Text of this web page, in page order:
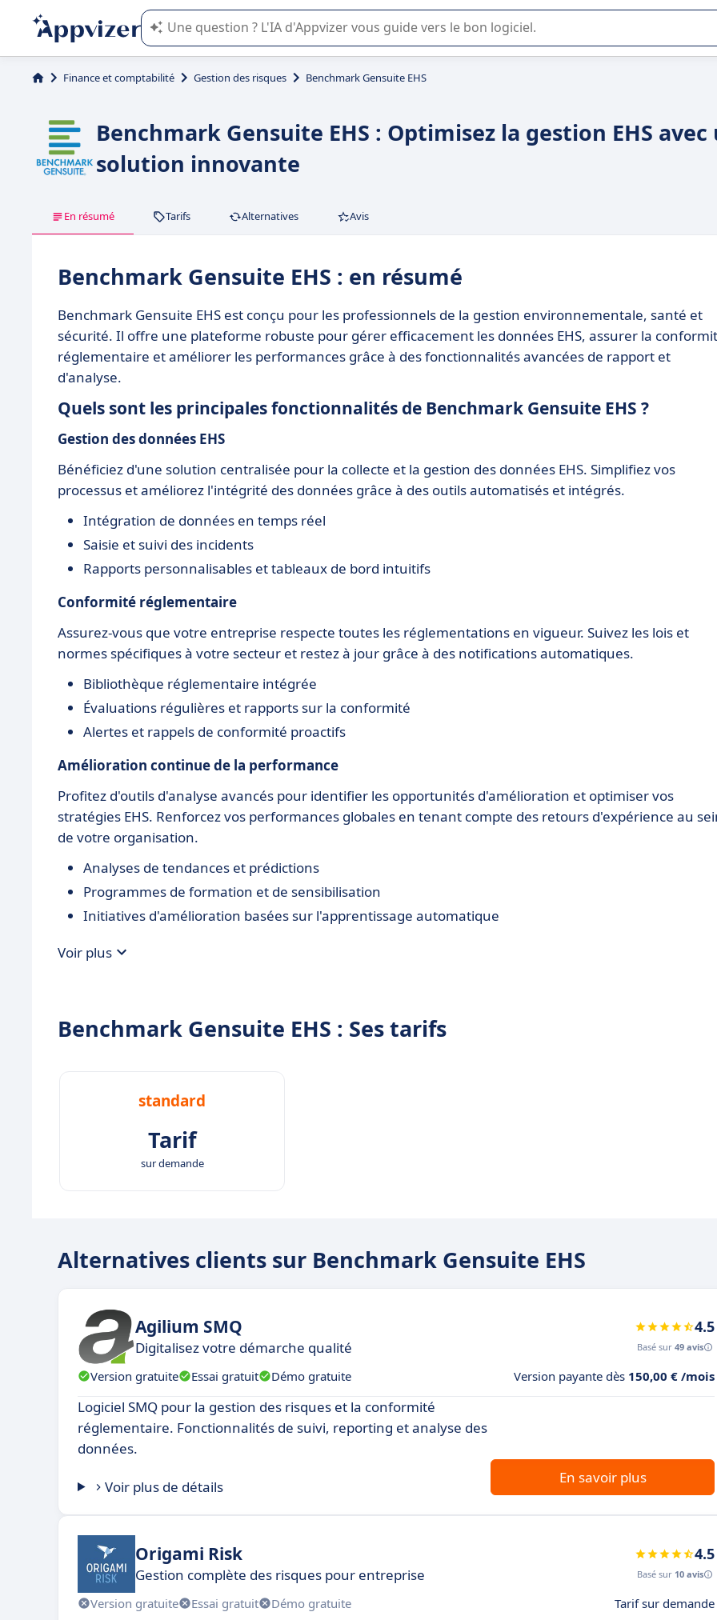
L'IA de Appvizer vous guide dans l'utilisation ou la sélection de logiciel SaaS en entreprise.
Finance et comptabilité Gestion des risques Benchmark Gensuite EHS
Benchmark Gensuite EHS : Optimisez la gestion EHS avec
solution innovante
En résumé Tarifs Alternatives Avis
Benchmark Gensuite EHS : en résumé
Benchmark Gensuite EHS est conçu pour les professionnels de la gestion environnementale, santé et
sécurité. Il offre une plateforme robuste pour gérer efficacement les données EHS, assurer la
réglementaire et améliorer les performances grâce à des fonctionnalités avancées de rapport et
d'analyse.
Quels sont les principales fonctionnalités de Benchmark Gensuite EHS ?
Gestion des données EHS
Bénéficiez d'une solution centralisée pour la collecte et la gestion des données EHS. Simplifiez vos
processus et améliorez l'intégrité des données grâce à des outils automatisés et intégrés.
Intégration de données en temps réel
Saisie et suivi des incidents
Rapports personnalisables et tableaux de bord intuitifs
Conformité réglementaire
Assurez-vous que votre entreprise respecte toutes les réglementations en vigueur. Suivez les lois et
normes spécifiques à votre secteur et restez à jour grâce à des notifications automatiques.
Bibliothèque réglementaire intégrée
Évaluations régulières et rapports sur la conformité
Alertes et rappels de conformité proactifs
Amélioration continue de la performance
Profitez d'outils d'analyse avancés pour identifier les opportunités d'amélioration et optimiser vos
stratégies EHS. Renforcez vos performances globales en tenant compte des retours d'expérience au
de votre organisation.
Analyses de tendances et prédictions
Programmes de formation et de sensibilisation
Initiatives d'amélioration basées sur l'apprentissage automatique
Voir plus
Benchmark Gensuite EHS : Ses tarifs
standard
Tarif
sur demande
Alternatives clients sur Benchmark Gensuite EHS
Agilium SMQ
Digitalisez votre démarche qualité
4.5
Basé sur 49 avis
Version gratuite Essai gratuit Démo gratuite Version payante dès 150,00 € /mois
Logiciel SMQ pour la gestion des risques et la conformité
réglementaire. Fonctionnalités de suivi, reporting et analyse des
données.
Voir plus de détails
En savoir plus
Origami Risk
Gestion complète des risques pour entreprise
4.5
Basé sur 10 avis
Version gratuite Essai gratuit Démo gratuite Tarif sur demande